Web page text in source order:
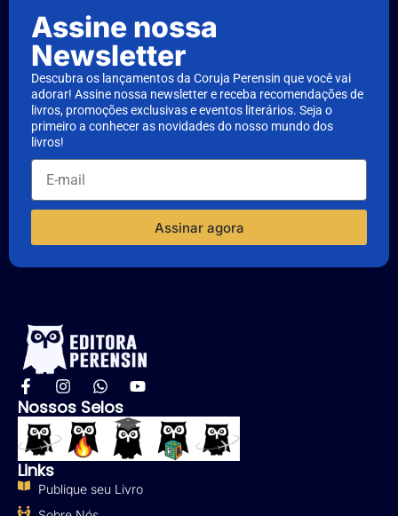
Assine nossa
Newsletter
Descubra os lançamentos da Coruja Perensin que você vai
adorar! Assine nossa newsletter e receba recomendações de
livros, promoções exclusivas e eventos literários. Seja o
primeiro a conhecer as novidades do nosso mundo dos
livros!
Assinar agora
Nossos Selos
Links
Publique seu Livro